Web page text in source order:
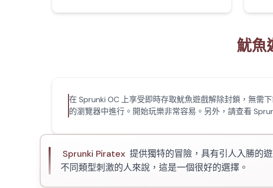
魷魚
在 Sprunki OC 上享受即時存取魷魚遊戲解除封鎖，無需
的瀏覽器中進行。開始玩樂非常容易。另外，請查看
Sprunki Piratex 提供獨特的冒險，具有引人入勝的
不同類型刺激的人來說，這是一個很好的選擇。